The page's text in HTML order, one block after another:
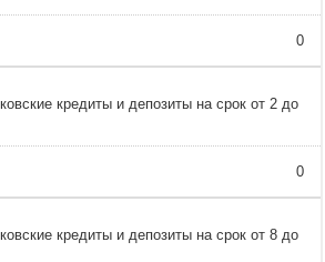
0
кредиты и депозиты на срок от 2 до
0
кредиты и депозиты на срок от 8 до